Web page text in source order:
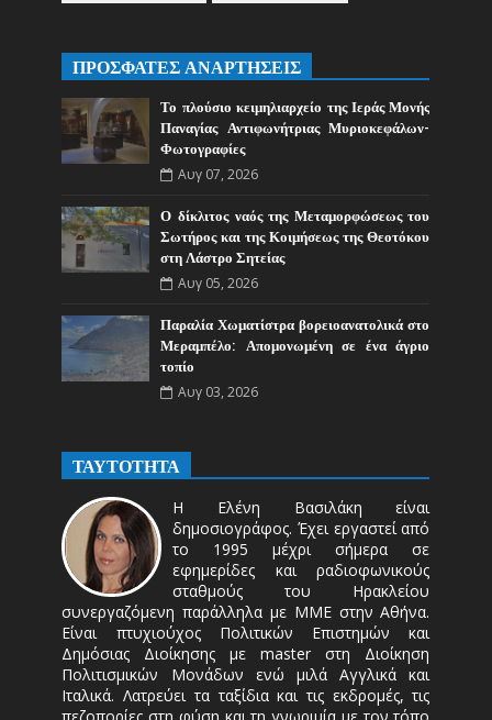
ΠΡΟΣΦΑΤΕΣ ΑΝΑΡΤΗΣΕΙΣ
Το πλούσιο κειμηλιαρχείο της Ιεράς Μονής
Παναγίας Αντιφωνήτριας Μυριοκεφάλων-
Φωτογραφίες
Αυγ 07, 2026
Ο δίκλιτος ναός της Μεταμορφώσεως του
Σωτήρος και της Κοιμήσεως της Θεοτόκου
στη Λάστρο Σητείας
Αυγ 05, 2026
Παραλία Χωματίστρα βορειοανατολικά στο
Μεραμπέλο: Απομονωμένη σε ένα άγριο
τοπίο
Αυγ 03, 2026
ΤΑΥΤΟΤΗΤΑ
Η Ελένη Βασιλάκη είναι
δημοσιογράφος. Έχει εργαστεί από
το 1995 μέχρι σήμερα σε
εφημερίδες και ραδιοφωνικούς
σταθμούς του Ηρακλείου
συνεργαζόμενη παράλληλα με ΜΜΕ στην Αθήνα.
Είναι πτυχιούχος Πολιτικών Επιστημών και
Δημόσιας Διοίκησης με master στη Διοίκηση
Πολιτισμικών Μονάδων ενώ μιλά Αγγλικά και
Ιταλικά. Λατρεύει τα ταξίδια και τις εκδρομές, τις